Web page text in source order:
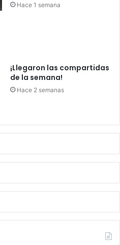
Hace 1 semana
¡Llegaron las compartidas
de la semana!
Hace 2 semanas